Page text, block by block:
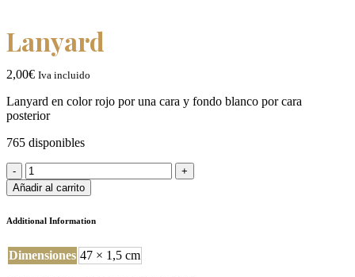
Lanyard
2,00€ Iva incluido
Lanyard en color rojo por una cara y fondo blanco por cara
posterior
765 disponibles
Lanyard
quantity
Añadir al carrito
Additional Information
Dimensiones 47 × 1,5 cm